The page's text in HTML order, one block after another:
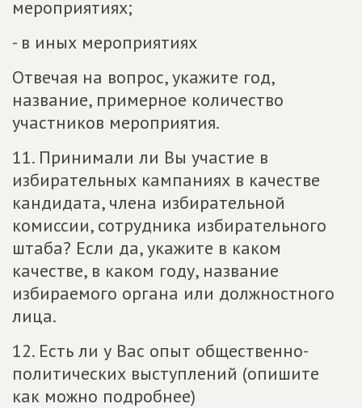
мероприятиях;
- в иных мероприятиях
Отвечая на вопрос, укажите год,
название, примерное количество
участников мероприятия.
11. Принимали ли Вы участие в
избирательных кампаниях в качестве
кандидата, члена избирательной
комиссии, сотрудника избирательного
штаба? Если да, укажите в каком
качестве, в каком году, название
избираемого органа или должностного
лица.
12. Есть ли у Вас опыт общественно-
политических выступлений (опишите
как можно подробнее)